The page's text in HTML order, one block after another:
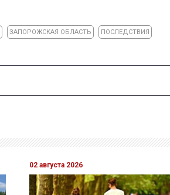
ЗАПОРОЖСКАЯ ОБЛАСТЬ ПОСЛЕДСТВИЯ
02 августа 2026